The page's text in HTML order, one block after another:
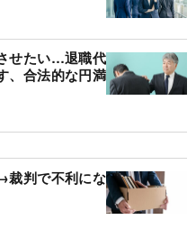
せたい…退職代
、合法的な円満
裁判で不利にな